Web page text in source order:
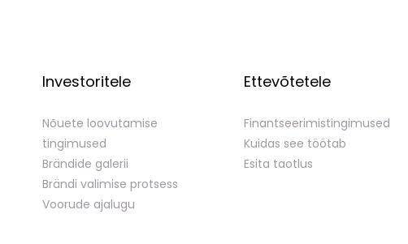
Investoritele
Nõuete loovutamise
tingimused
Brändide galerii
Brändi valimise protsess
Voorude ajalugu
Ettevõtetele
Finantseerimistingimused
Kuidas see töötab
Esita taotlus